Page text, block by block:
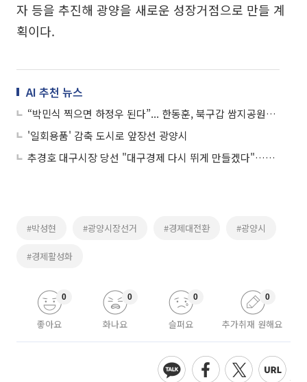
자 등을 추진해 광양을 새로운 성장거점으로 만들 계
획이다.
AI 추천 뉴스
“박민식 찍으면 하정우 된다”... 한동훈, 북구갑 쌈지공원서 ‘민심 단일화’ 읍소
'일회용품' 감축 도시로 앞장선 광양시
추경호 대구시장 당선 "대구경제 다시 뛰게 만들겠다"…김부겸 "개인의 패배일 뿐"
#박성현 #광양시장선거 #경제대전환 #광양시
#경제활성화
좋아요
0
화나요
0
슬퍼요
0
추가취재 원해요
0